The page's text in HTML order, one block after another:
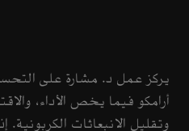
يركز عمل د. مشارة على
أرامكو فيما يخص الأداء،
وتقليل الانبعاثات